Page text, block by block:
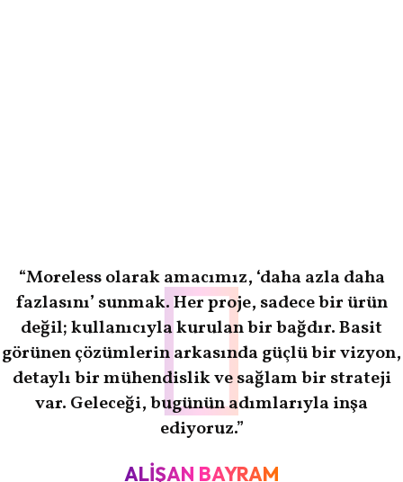
“Moreless olarak amacımız, ‘daha azla daha
fazlasını’ sunmak. Her proje, sadece bir ürün
değil; kullanıcıyla kurulan bir bağdır. Basit
görünen çözümlerin arkasında güçlü bir vizyon,
detaylı bir mühendislik ve sağlam bir strateji
var. Geleceği, bugünün adımlarıyla inşa
ediyoruz.”
ALIŞAN BAYRAM